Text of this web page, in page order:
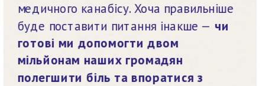
медичного канабісу. Хоча правильніше
буде поставити питання інакше — чи
готові ми допомогти двом
мільйонам наших громадян
полегшити біль та впоратися з